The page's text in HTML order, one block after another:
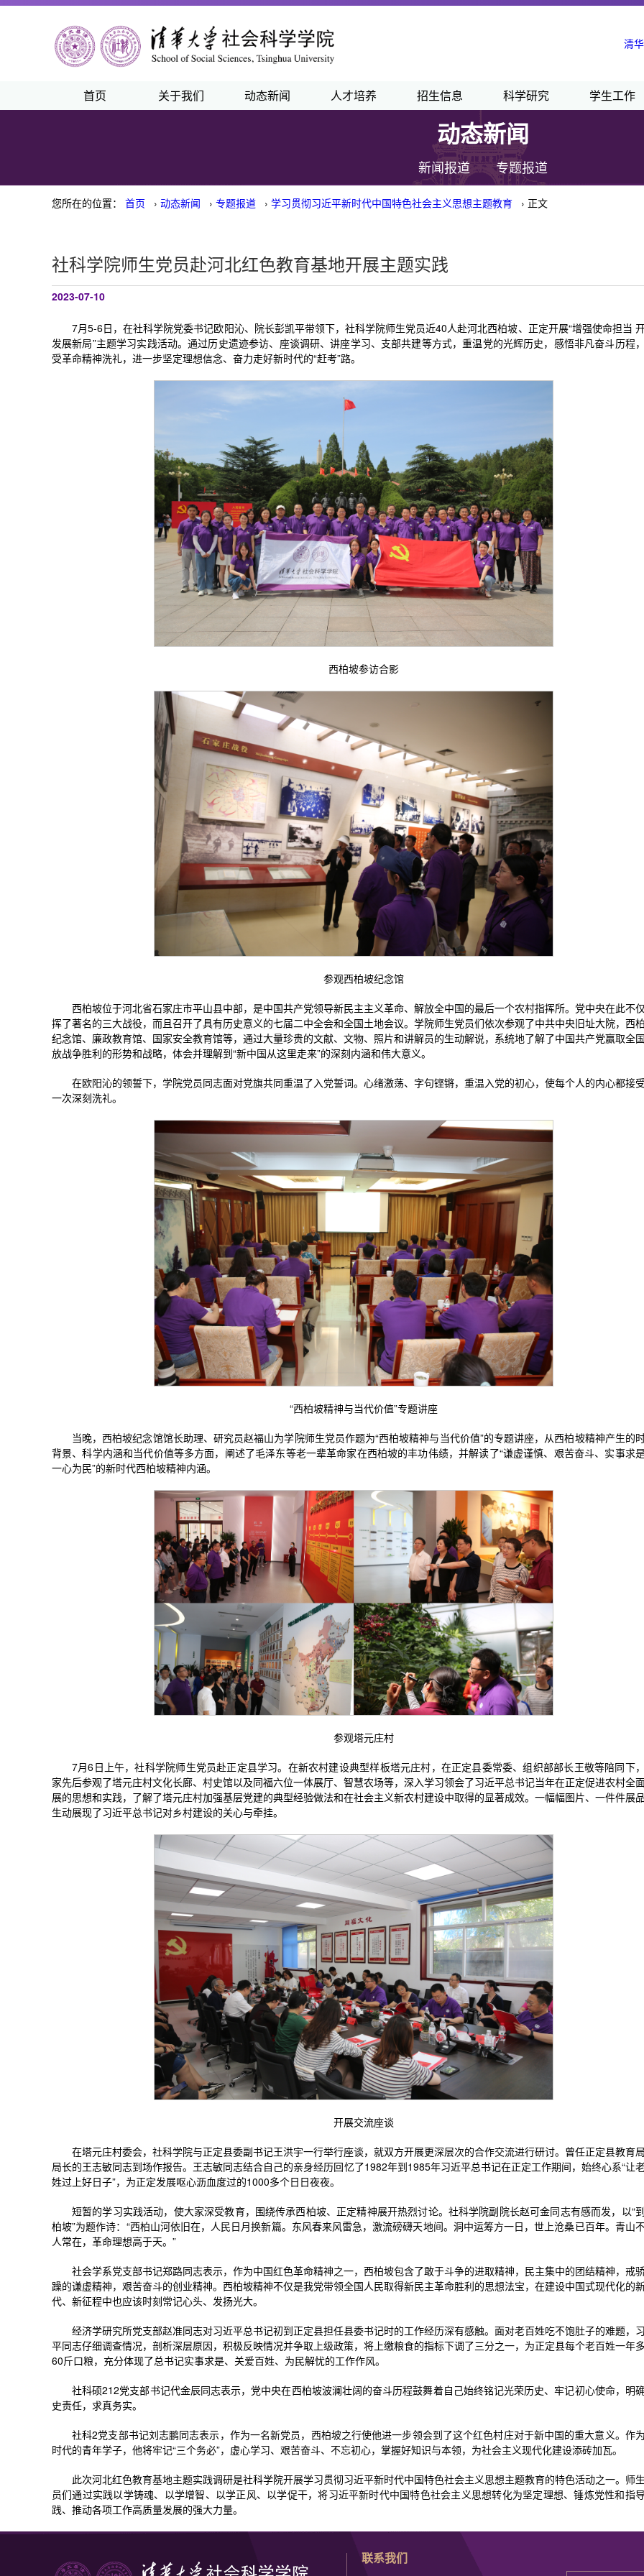
清
首页 关于我们 动态新闻 人才培养 招生信息 科学研究 学生工作
动态新闻
新闻报道 专题报道
您所在的位置： 首页 › 动态新闻 › 专题报道 › 学习贯彻习近平新时代中国特色社会主义思想主题教育 › 正文
社科学院师生党员赴河北红色教育基地开展主题实践
2023-07-10
7月5-6日，在社科学院党委书记欧阳沁、院长彭凯平带领下，社科学院师生党员近40人赴河北西柏坡、正定开展“增强使命担当
发展新局”主题学习实践活动。通过历史遗迹参访、座谈调研、讲座学习、支部共建等方式，重温党的光辉历史，感悟非凡奋斗历程
受革命精神洗礼，进一步坚定理想信念、奋力走好新时代的“赶考”路。
西柏坡参访合影
参观西柏坡纪念馆
西柏坡位于河北省石家庄市平山县中部，是中国共产党领导新民主主义革命、解放全中国的最后一个农村指挥所。党中央在此不
挥了著名的三大战役，而且召开了具有历史意义的七届二中全会和全国土地会议。学院师生党员们依次参观了中共中央旧址大院，西
纪念馆、廉政教育馆、国家安全教育馆等，通过大量珍贵的文献、文物、照片和讲解员的生动解说，系统地了解了中国共产党赢取全
放战争胜利的形势和战略，体会并理解到“新中国从这里走来”的深刻内涵和伟大意义。
在欧阳沁的领誓下，学院党员同志面对党旗共同重温了入党誓词。心绪激荡、字句铿锵，重温入党的初心，使每个人的内心都接
一次深刻洗礼。
“西柏坡精神与当代价值”专题讲座
当晚，西柏坡纪念馆馆长助理、研究员赵福山为学院师生党员作题为“西柏坡精神与当代价值”的专题讲座，从西柏坡精神产生的
背景、科学内涵和当代价值等多方面，阐述了毛泽东等老一辈革命家在西柏坡的丰功伟绩，并解读了“谦虚谨慎、艰苦奋斗、实事求是
一心为民”的新时代西柏坡精神内涵。
参观塔元庄村
7月6日上午，社科学院师生党员赴正定县学习。在新农村建设典型样板塔元庄村，在正定县委常委、组织部部长王敬等陪同下
家先后参观了塔元庄村文化长廊、村史馆以及同福六位一体展厅、智慧农场等，深入学习领会了习近平总书记当年在正定促进农村全
展的思想和实践，了解了塔元庄村加强基层党建的典型经验做法和在社会主义新农村建设中取得的显著成效。一幅幅图片、一件件展
生动展现了习近平总书记对乡村建设的关心与牵挂。
开展交流座谈
在塔元庄村委会，社科学院与正定县委副书记王洪宇一行举行座谈，就双方开展更深层次的合作交流进行研讨。曾任正定县教育
局长的王志敏同志到场作报告。王志敏同志结合自己的亲身经历回忆了1982年到1985年习近平总书记在正定工作期间，始终心系“让
姓过上好日子”，为正定发展呕心沥血度过的1000多个日日夜夜。
短暂的学习实践活动，使大家深受教育，围绕传承西柏坡、正定精神展开热烈讨论。社科学院副院长赵可金同志有感而发，以“
柏坡”为题作诗：“西柏山河依旧在，人民日月换新篇。东风春来风雷急，激流磅礴天地间。洞中运筹方一日，世上沧桑已百年。青山
人常在，革命理想高于天。”
社会学系党支部书记郑路同志表示，作为中国红色革命精神之一，西柏坡包含了敢于斗争的进取精神，民主集中的团结精神，戒
躁的谦虚精神，艰苦奋斗的创业精神。西柏坡精神不仅是我党带领全国人民取得新民主革命胜利的思想法宝，在建设中国式现代化的
代、新征程中也应该时刻常记心头、发扬光大。
经济学研究所党支部赵准同志对习近平总书记初到正定县担任县委书记时的工作经历深有感触。面对老百姓吃不饱肚子的难题，
平同志仔细调查情况，剖析深层原因，积极反映情况并争取上级政策，将上缴粮食的指标下调了三分之一，为正定县每个老百姓一年
60斤口粮，充分体现了总书记实事求是、关爱百姓、为民解忧的工作作风。
社科硕212党支部书记代金辰同志表示，党中央在西柏坡波澜壮阔的奋斗历程鼓舞着自己始终铭记光荣历史、牢记初心使命，明
史责任，求真务实。
社科2党支部书记刘志鹏同志表示，作为一名新党员，西柏坡之行使他进一步领会到了这个红色村庄对于新中国的重大意义。作
时代的青年学子，他将牢记“三个务必”，虚心学习、艰苦奋斗、不忘初心，掌握好知识与本领，为社会主义现代化建设添砖加瓦。
此次河北红色教育基地主题实践调研是社科学院开展学习贯彻习近平新时代中国特色社会主义思想主题教育的特色活动之一。师
员们通过实践以学铸魂、以学增智、以学正风、以学促干，将习近平新时代中国特色社会主义思想转化为坚定理想、锤炼党性和指
践、推动各项工作高质量发展的强大力量。
联系我们